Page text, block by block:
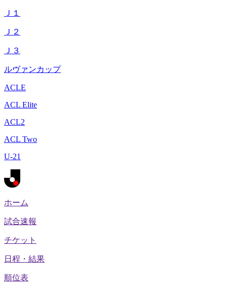
Ｊ１
Ｊ２
Ｊ３
ルヴァンカップ
ACLE
ACL Elite
ACL2
ACL Two
U-21
ホーム
試合速報
チケット
日程・結果
順位表